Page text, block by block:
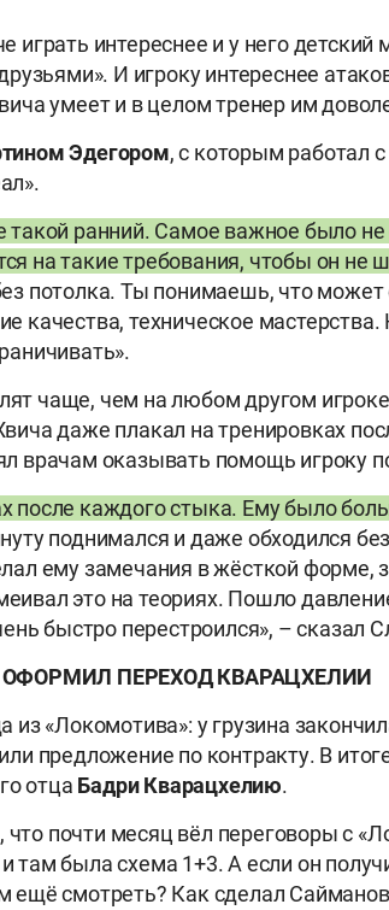
играть интереснее и у него детский
И игроку интереснее
умеет и в целом тренер им
Эдегором, с которым работал с
такой ранний. Самое важное было не
на такие требования, чтобы он не
потолка. Ты понимаешь, что может
качества, техническое
чаще, чем на любом другом
даже плакал на тренировках
врачам оказывать помощь игроку
после каждого стыка. Ему было
поднимался и даже обходился
ему замечания в жёсткой форме,
это на теориях. Пошло
быстро перестроился», – сказал
ОФОРМИЛ ПЕРЕХОД КВАРАЦХЕЛИИ
из «Локомотива»: у грузина
предложение по контракту. В
отца Бадри Кварацхелию.
что почти месяц вёл переговоры с
там была схема 1+3. А если он
ещё смотреть? Как сделал